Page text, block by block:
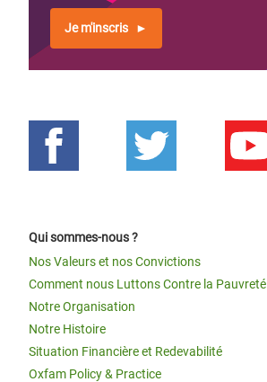
Je m'inscris
Qui sommes-nous ?
Nos Valeurs et nos Convictions
Comment nous Luttons Contre la Pauvreté
Notre Organisation
Notre Histoire
Situation Financière et Redevabilité
Oxfam Policy & Practice